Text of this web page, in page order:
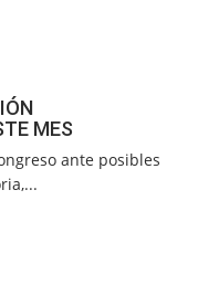
MES
ante posibles